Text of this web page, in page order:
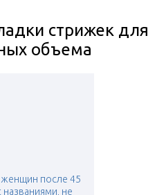
стрижек для
объема
после 45
названиями, не